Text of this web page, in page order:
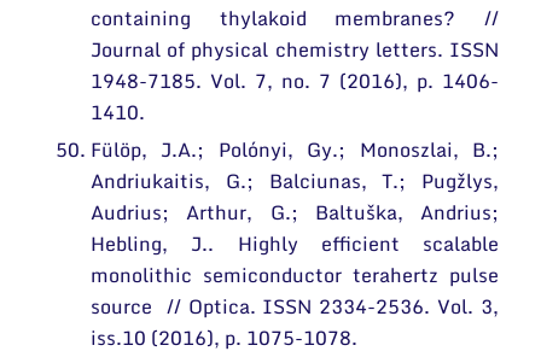
containing thylakoid membranes? //
Journal of physical chemistry letters. ISSN
1948-7185. Vol. 7, no. 7 (2016), p. 1406-
1410.
Fülöp, J.A.; Polónyi, Gy.; Monoszlai, B.;
Andriukaitis, G.; Balciunas, T.; Pugžlys,
Audrius; Arthur, G.; Baltuška, Andrius;
Hebling, J.. Highly efficient scalable
monolithic semiconductor terahertz pulse
source // Optica. ISSN 2334-2536. Vol. 3,
iss.10 (2016), p. 1075-1078.